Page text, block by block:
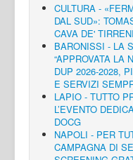
CULTURA -
DAL SUD»:
CAVA DE'
BARONISSI - LA
“APPROVATA LA
DUP 2026-2028,
E SERVIZI
LAPIO - TUTTO
L’EVENTO
DOCG
NAPOLI - PER
CAMPAGNA DI